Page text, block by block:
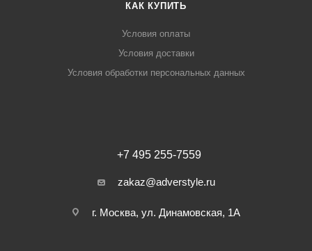
КАК КУПИТЬ
Условия оплаты
Условия доставки
Условия обработки персональных данных
+7 495 255-7559
zakaz@adverstyle.ru
г. Москва, ул. Динамовская, 1А